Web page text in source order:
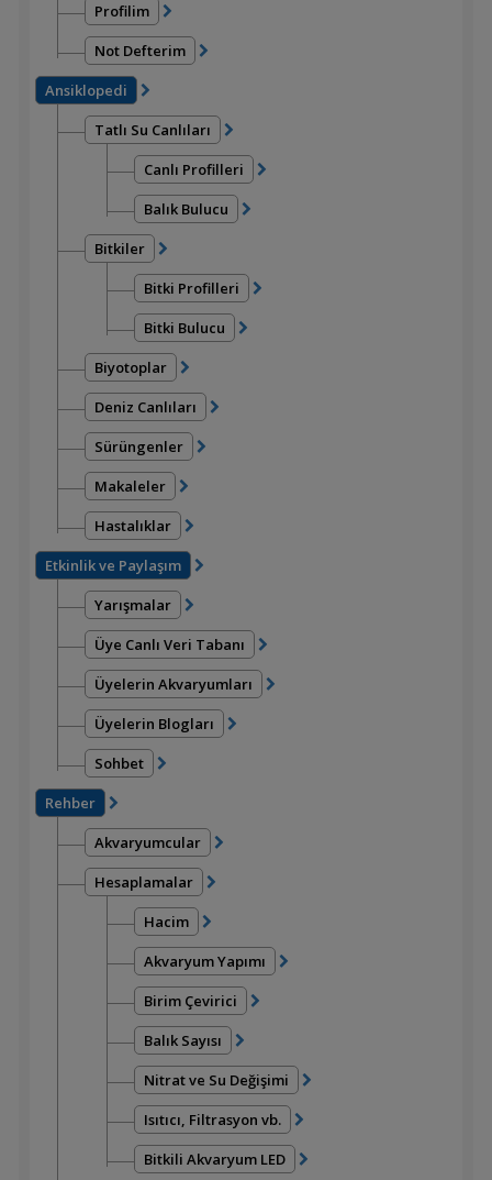
Profilim
Not Defterim
Ansiklopedi
Tatlı Su Canlıları
Canlı Profilleri
Balık Bulucu
Bitkiler
Bitki Profilleri
Bitki Bulucu
Biyotoplar
Deniz Canlıları
Sürüngenler
Makaleler
Hastalıklar
Etkinlik ve Paylaşım
Yarışmalar
Üye Canlı Veri Tabanı
Üyelerin Akvaryumları
Üyelerin Blogları
Sohbet
Rehber
Akvaryumcular
Hesaplamalar
Hacim
Akvaryum Yapımı
Birim Çevirici
Balık Sayısı
Nitrat ve Su Değişimi
Isıtıcı, Filtrasyon vb.
Bitkili Akvaryum LED